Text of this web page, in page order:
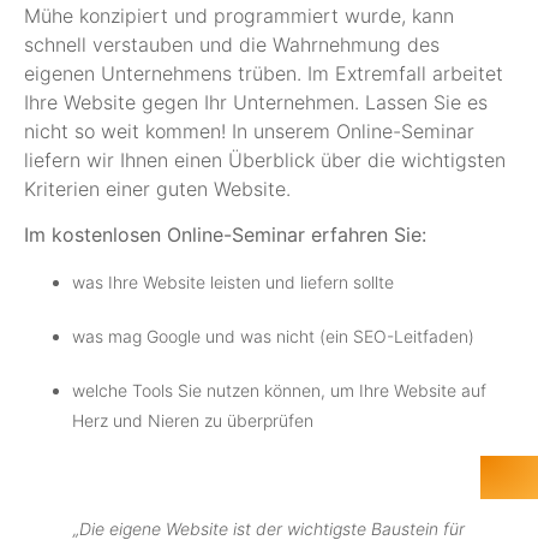
Mühe konzipiert und programmiert wurde, kann
schnell verstauben und die Wahrnehmung des
eigenen Unternehmens trüben. Im Extremfall arbeitet
Ihre Website gegen Ihr Unternehmen. Lassen Sie es
nicht so weit kommen! In unserem Online-Seminar
liefern wir Ihnen einen Überblick über die wichtigsten
Kriterien einer guten Website.
Im kostenlosen Online-Seminar erfahren Sie:
was Ihre Website leisten und liefern sollte
was mag Google und was nicht (ein SEO-Leitfaden)
welche Tools Sie nutzen können, um Ihre Website auf
Herz und Nieren zu überprüfen
„Die eigene Website ist der wichtigste Baustein für